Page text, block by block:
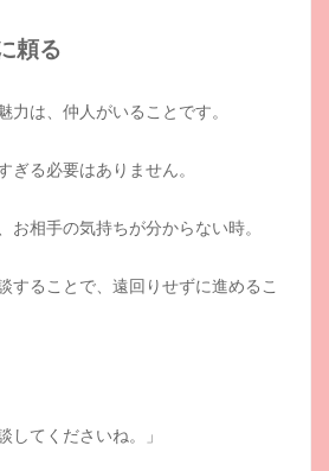
頼る
力は、仲人がいることです。
ぎる必要はありません。
お相手の気持ちが分からない時。
することで、遠回りせずに進めるこ
してくださいね。」